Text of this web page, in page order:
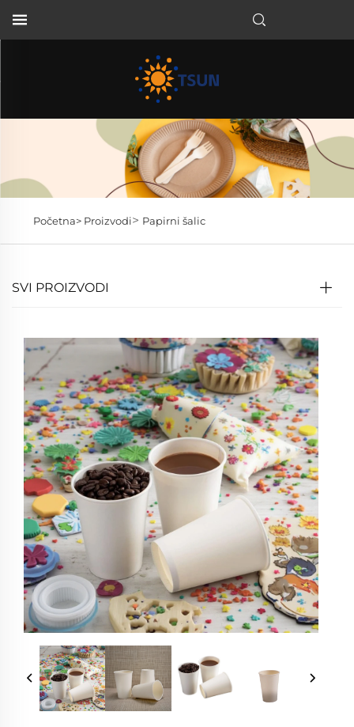
Početna> Proizvodi> Papirni šalic
SVI PROIZVODI